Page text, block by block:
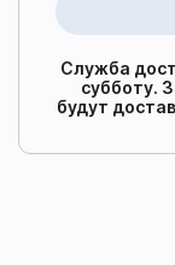
Служба
субботу.
будут